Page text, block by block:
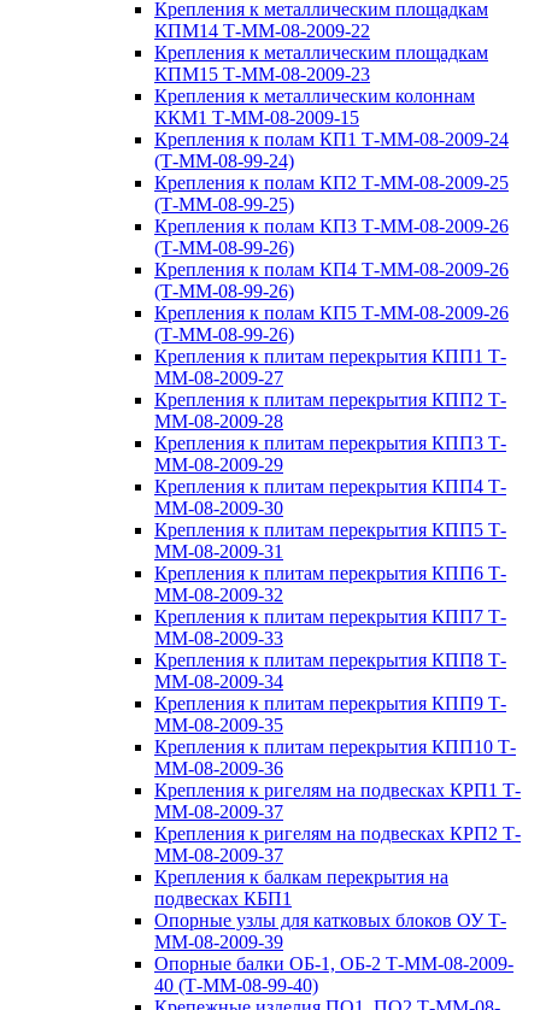
Крепления к металлическим площадкам
КПМ14 Т-ММ-08-2009-22
Крепления к металлическим площадкам
КПМ15 Т-ММ-08-2009-23
Крепления к металлическим колоннам
ККМ1 Т-ММ-08-2009-15
Крепления к полам КП1 Т-ММ-08-2009-24
(Т-ММ-08-99-24)
Крепления к полам КП2 Т-ММ-08-2009-25
(Т-ММ-08-99-25)
Крепления к полам КП3 Т-ММ-08-2009-26
(Т-ММ-08-99-26)
Крепления к полам КП4 Т-ММ-08-2009-26
(Т-ММ-08-99-26)
Крепления к полам КП5 Т-ММ-08-2009-26
(Т-ММ-08-99-26)
Крепления к плитам перекрытия КПП1 Т-
ММ-08-2009-27
Крепления к плитам перекрытия КПП2 Т-
ММ-08-2009-28
Крепления к плитам перекрытия КПП3 Т-
ММ-08-2009-29
Крепления к плитам перекрытия КПП4 Т-
ММ-08-2009-30
Крепления к плитам перекрытия КПП5 Т-
ММ-08-2009-31
Крепления к плитам перекрытия КПП6 Т-
ММ-08-2009-32
Крепления к плитам перекрытия КПП7 Т-
ММ-08-2009-33
Крепления к плитам перекрытия КПП8 Т-
ММ-08-2009-34
Крепления к плитам перекрытия КПП9 Т-
ММ-08-2009-35
Крепления к плитам перекрытия КПП10 Т-
ММ-08-2009-36
Крепления к ригелям на подвесках КРП1 Т-
ММ-08-2009-37
Крепления к ригелям на подвесках КРП2 Т-
ММ-08-2009-37
Крепления к балкам перекрытия на
подвесках КБП1
Опорные узлы для катковых блоков ОУ Т-
ММ-08-2009-39
Опорные балки ОБ-1, ОБ-2 Т-ММ-08-2009-
40 (Т-ММ-08-99-40)